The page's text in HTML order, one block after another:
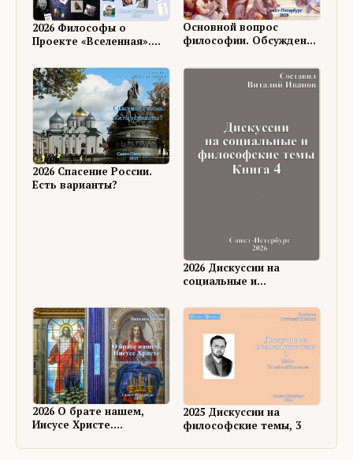
2026 Философы о
Проекте «Вселенная».
Основной вопрос
философии. Обсуждение
2026 Спасение России.
Есть варианты?
2026 Дискуссии на
социальные и
2026 О брате нашем,
Иисусе Христе.
дискуссии
2025 Дискуссии на
философские темы, 3